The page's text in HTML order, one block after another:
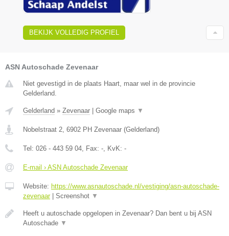
BEKIJK VOLLEDIG PROFIEL
ASN Autoschade Zevenaar
Niet gevestigd in de plaats Haart, maar wel in de provincie
Gelderland.
Gelderland » Zevenaar Google maps ▼
Nobelstraat 2, 6902 PH Zevenaar (Gelderland)
Tel: 026 - 443 59 04, Fax: -, KvK: -
E-mail › ASN Autoschade Zevenaar
Website: https://www.asnautoschade.nl/vestiging/asn-autoschade-
zevenaar| Screenshot ▼
Heeft u autoschade opgelopen in Zevenaar? Dan bent u bij ASN
Autoschade ▼